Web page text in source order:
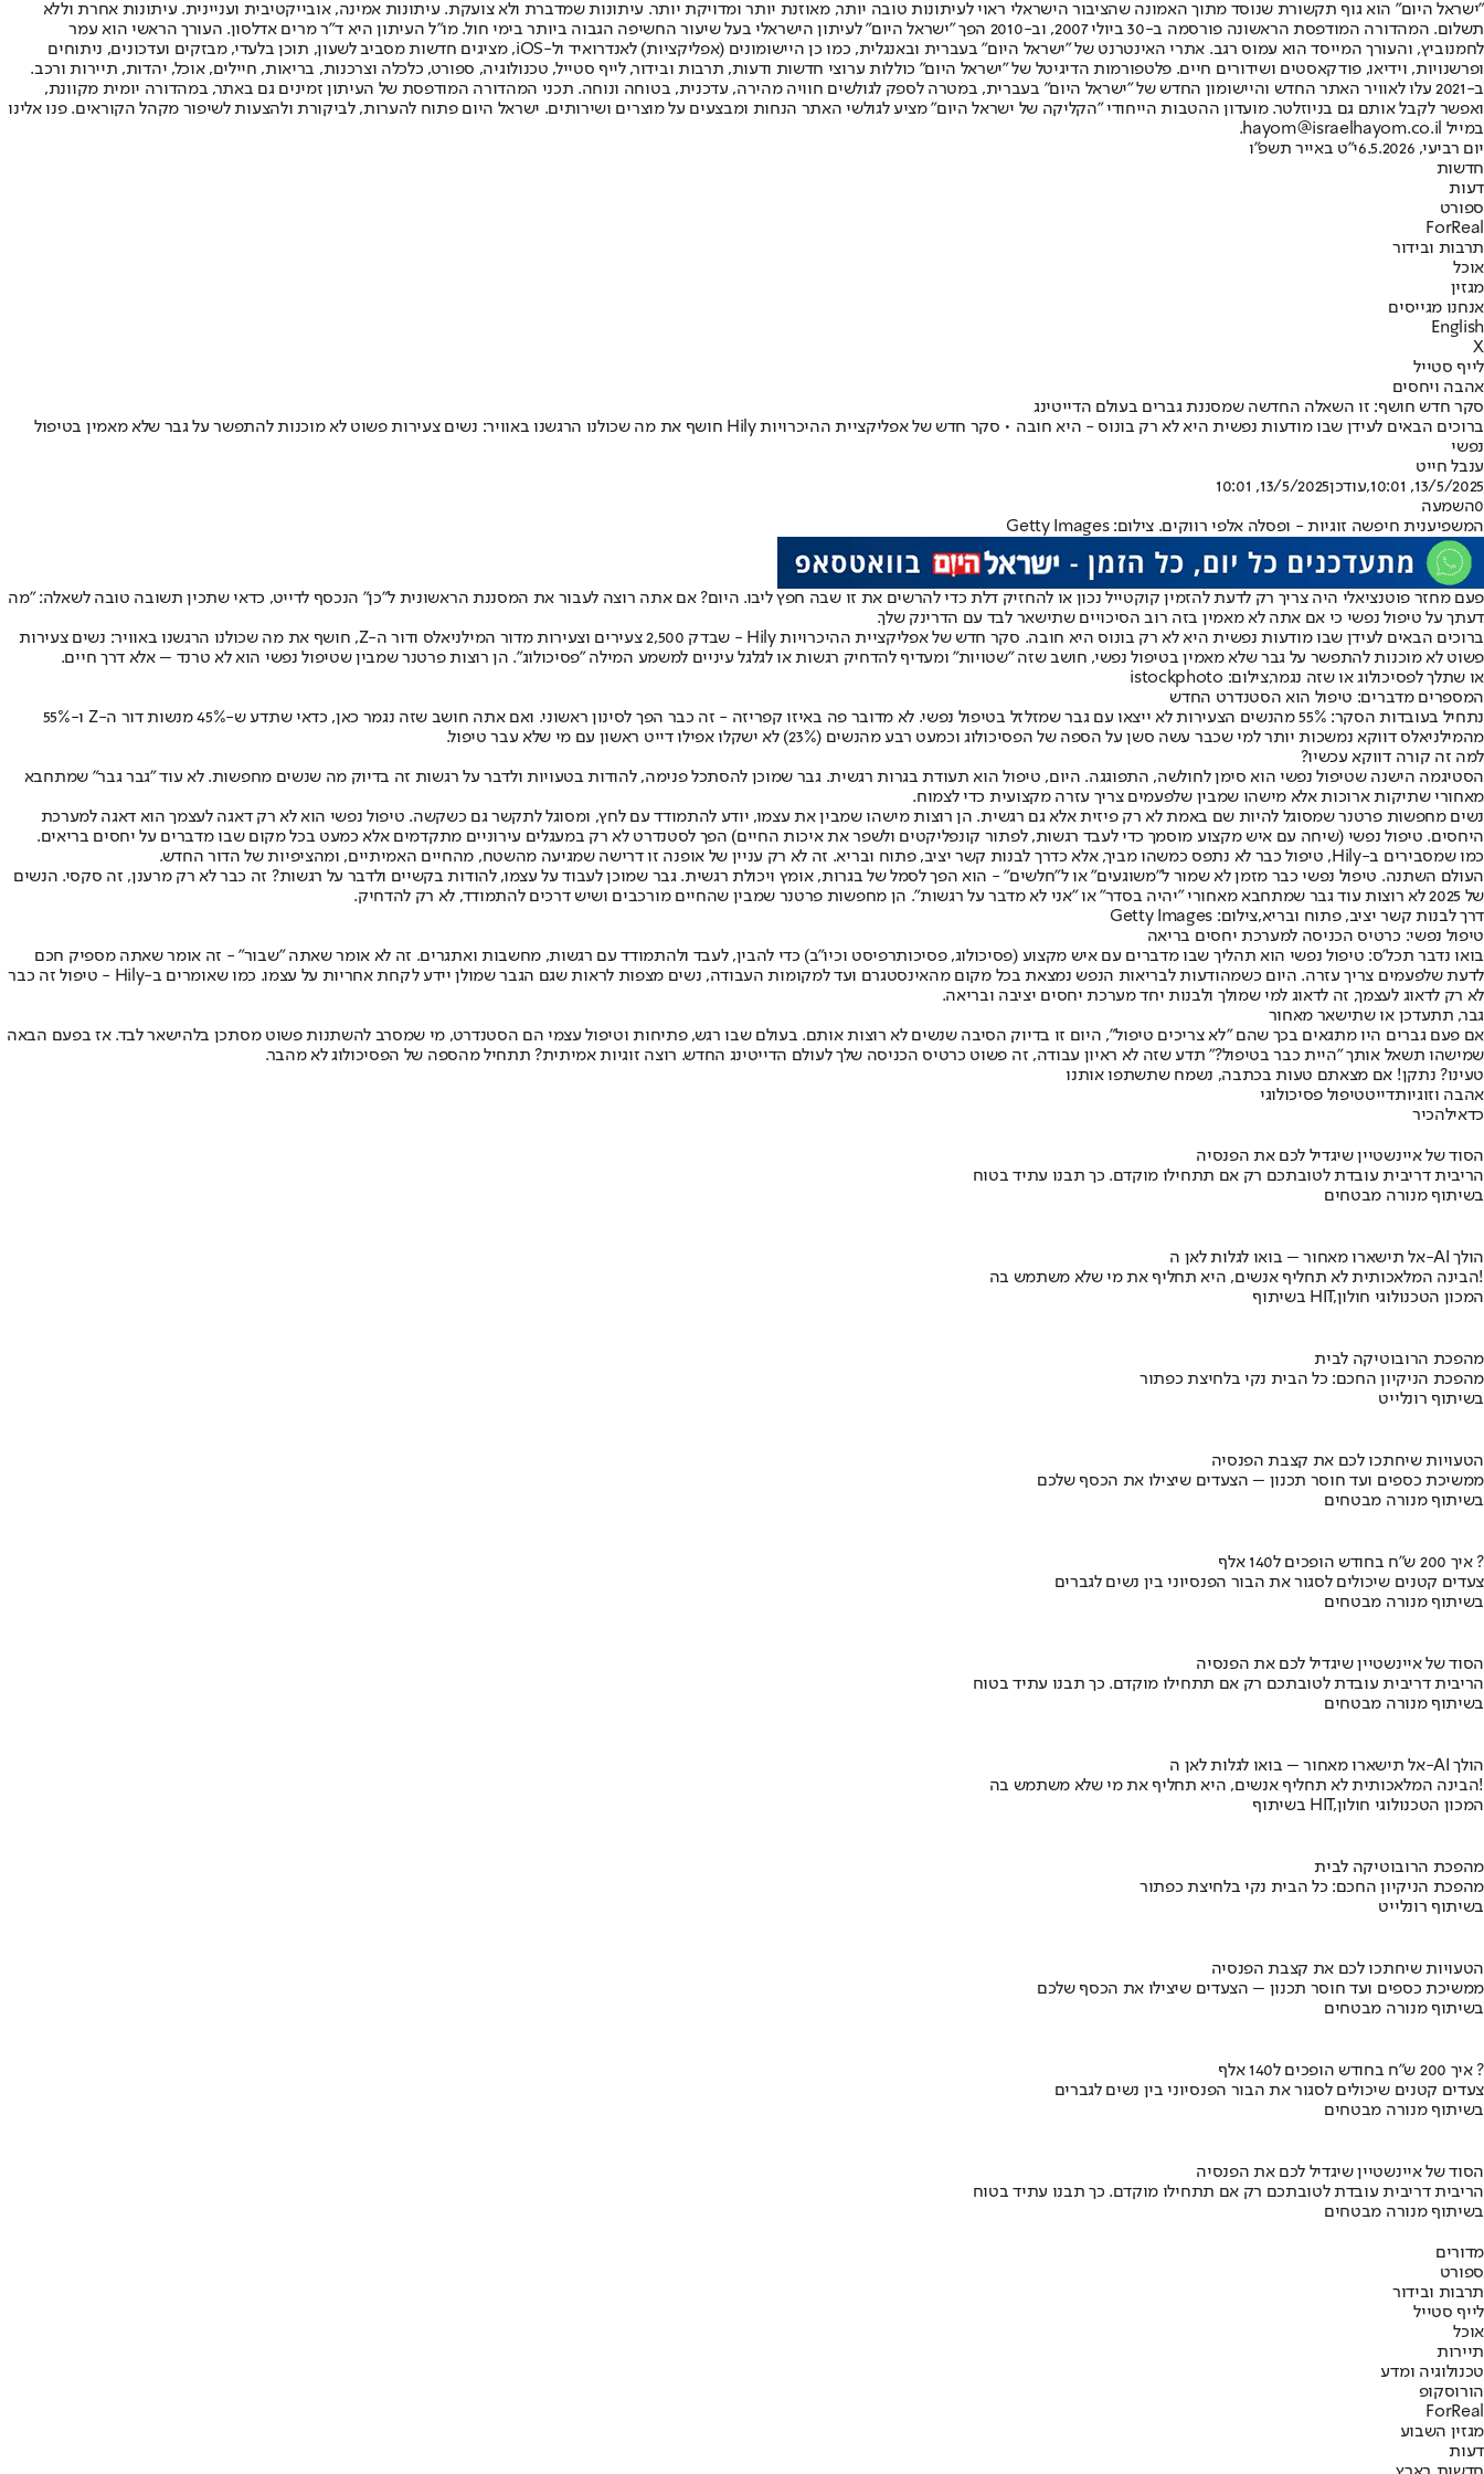
"ישראל היום" הוא גוף תקשורת שנוסד מתוך האמונה שהציבור הישראלי ראוי לעיתונות טובה יותר, מאוזנת יותר ומדויקת יותר. עיתונות שמדברת ולא צועקת. עיתונות אמינה, אובייקטיבית ועניינית. עיתונות אחרת וללא
תשלום. המהדורה המודפסת הראשונה פורסמה ב-30 ביולי 2007, וב-2010 הפך "ישראל היום" לעיתון הישראלי בעל שיעור החשיפה הגבוה ביותר בימי חול. מו"ל העיתון היא ד"ר מרים אדלסון. העורך הראשי הוא עמר
לחמנוביץ, והעורך המייסד הוא עמוס רגב. אתרי האינטרנט של "ישראל היום" בעברית ובאנגלית, כמו כן היישומונים (אפליקציות) לאנדרואיד ול-iOS, מציגים חדשות מסביב לשעון, תוכן בלעדי, מבזקים ועדכונים, ניתוחים
ופרשנויות, וידיאו, פודקאסטים ושידורים חיים. פלטפורמות הדיגיטל של "ישראל היום" כוללות ערוצי חדשות ודעות, תרבות ובידור, לייף סטייל, טכנולוגיה, ספורט, כלכלה וצרכנות, בריאות, חיילים, אוכל, יהדות, תיירות ורכב.
ב-2021 עלו לאוויר האתר החדש והיישומון החדש של "ישראל היום" בעברית, במטרה לספק לגולשים חוויה מהירה, עדכנית, בטוחה ונוחה. תכני המהדורה המודפסת של העיתון זמינים גם באתר, במהדורה יומית מקוונת,
ואפשר לקבל אותם גם בניוזלטר. מועדון ההטבות הייחודי "הקליקה של ישראל היום" מציע לגולשי האתר הנחות ומבצעים על מוצרים ושירותים. ישראל היום פתוח להערות, לביקורת ולהצעות לשיפור מקהל הקוראים. פנו אלינו
במייל hayom@israelhayom.co.il.
יום רביעי, 6.5.2026
י"ט באייר תשפ"ו
חדשות
דעות
ספורט
ForReal
תרבות ובידור
אוכל
מגזין
אנחנו מגייסים
English
X
לייף סטייל
אהבה ויחסים
סקר חדש חושף: זו השאלה החדשה שמסננת גברים בעולם הדייטינג
ברוכים הבאים לעידן שבו מודעות נפשית היא לא רק בונוס - היא חובה • סקר חדש של אפליקציית ההיכרויות Hily חושף את מה שכולנו הרגשנו באוויר: נשים צעירות פשוט לא מוכנות להתפשר על גבר שלא מאמין בטיפול
נפשי
ענבל חייט
13/5/2025, 10:01
,עודכן13/5/2025, 10:01
0השמעה
המשפיענית חיפשה זוגיות - ופסלה אלפי רווקים. צילום: Getty Images
פעם מחזר פוטנציאלי היה צריך רק לדעת להזמין קוקטייל נכון או להחזיק דלת כדי להרשים את זו שבה חפץ ליבו. היום? אם אתה רוצה לעבור את המסננת הראשונית ל"כן" הנכסף לדייט, כדאי שתכין תשובה טובה לשאלה: "מה
דעתך על טיפול נפשי כי אם אתה לא מאמין בזה רוב הסיכויים שתישאר לבד עם הדרינק שלך.
ברוכים הבאים לעידן שבו מודעות נפשית היא לא רק בונוס היא חובה. סקר חדש של אפליקציית ההיכרויות Hily - שבדק 2,500 צעירים וצעירות מדור המילניאלס ודור ה-Z, חושף את מה שכולנו הרגשנו באוויר: נשים צעירות
פשוט לא מוכנות להתפשר על גבר שלא מאמין בטיפול נפשי, חושב שזה "שטויות" ומעדיף להדחיק רגשות או לגלגל עיניים למשמע המילה "פסיכולוג". הן רוצות פרטנר שמבין שטיפול נפשי הוא לא טרנד – אלא דרך חיים.
או שתלך לפסיכולוג או שזה נגמר,צילום: istockphoto
המספרים מדברים: טיפול הוא הסטנדרט החדש
נתחיל בעובדות הסקר: 55% מהנשים הצעירות לא ייצאו עם גבר שמזלזל בטיפול נפשי. לא מדובר פה באיזו קפריזה - זה כבר הפך לסינון ראשוני. ואם אתה חושב שזה נגמר כאן, כדאי שתדע ש-45% מנשות דור ה-Z ו-55%
מהמילניאלס דווקא נמשכות יותר למי שכבר עשה סשן על הספה של הפסיכולוג וכמעט רבע מהנשים (23%) לא ישקלו אפילו דייט ראשון עם מי שלא עבר טיפול.
למה זה קורה דווקא עכשיו?
הסטיגמה הישנה שטיפול נפשי הוא סימן לחולשה, התפוגגה. היום, טיפול הוא תעודת בגרות רגשית. גבר שמוכן להסתכל פנימה, להודות בטעויות ולדבר על רגשות זה בדיוק מה שנשים מחפשות. לא עוד "גבר גבר" שמתחבא
מאחורי שתיקות ארוכות אלא מישהו שמבין שלפעמים צריך עזרה מקצועית כדי לצמוח.
נשים מחפשות פרטנר שמסוגל להיות שם באמת לא רק פיזית אלא גם רגשית. הן רוצות מישהו שמבין את עצמו, יודע להתמודד עם לחץ, ומסוגל לתקשר גם כשקשה. טיפול נפשי הוא לא רק דאגה לעצמך הוא דאגה למערכת
היחסים. טיפול נפשי (שיחה עם איש מקצוע מוסמך כדי לעבד רגשות, לפתור קונפליקטים ולשפר את איכות החיים) הפך לסטנדרט לא רק במעגלים עירוניים מתקדמים אלא כמעט בכל מקום שבו מדברים על יחסים בריאים.
כמו שמסבירים ב-Hily, טיפול כבר לא נתפס כמשהו מביך, אלא כדרך לבנות קשר יציב, פתוח ובריא. זה לא רק עניין של אופנה זו דרישה שמגיעה מהשטח, מהחיים האמיתיים, ומהציפיות של הדור החדש.
העולם השתנה. טיפול נפשי כבר מזמן לא שמור ל"משוגעים" או ל"חלשים" - הוא הפך לסמל של בגרות, אומץ ויכולת רגשית. גבר שמוכן לעבוד על עצמו, להודות בקשיים ולדבר על רגשות? זה כבר לא רק מרענן, זה סקסי. הנשים
של 2025 לא רוצות עוד גבר שמתחבא מאחורי "יהיה בסדר" או "אני לא מדבר על רגשות". הן מחפשות פרטנר שמבין שהחיים מורכבים ושיש דרכים להתמודד, לא רק להדחיק.
דרך לבנות קשר יציב, פתוח ובריא,צילום: Getty Images
טיפול נפשי: כרטיס הכניסה למערכת יחסים בריאה
בואו נדבר תכל'ס: טיפול נפשי הוא תהליך שבו מדברים עם איש מקצוע (פסיכולוג, פסיכותרפיסט וכיו"ב) כדי להבין, לעבד ולהתמודד עם רגשות, מחשבות ואתגרים. זה לא אומר שאתה "שבור" - זה אומר שאתה מספיק חכם
לדעת שלפעמים צריך עזרה. היום כשמהודעות לבריאות הנפש נמצאת בכל מקום מהאינסטגרם ועד למקומות העבודה, נשים מצפות לראות שגם הגבר שמולן יידע לקחת אחריות על עצמו. כמו שאומרים ב-Hily - טיפול זה כבר
לא רק לדאוג לעצמך, זה לדאוג למי שמולך ולבנות יחד מערכת יחסים יציבה ובריאה.
גבר, תתעדכן או שתישאר מאחור
אם פעם גברים היו מתגאים בכך שהם "לא צריכים טיפול", היום זו בדיוק הסיבה שנשים לא רוצות אותם. בעולם שבו רגש, פתיחות וטיפול עצמי הם הסטנדרט, מי שמסרב להשתנות פשוט מסתכן בלהישאר לבד. אז בפעם הבאה
שמישהו תשאל אותך "היית כבר בטיפול?" תדע שזה לא ראיון עבודה, זה פשוט כרטיס הכניסה שלך לעולם הדייטינג החדש. רוצה זוגיות אמיתית? תתחיל מהספה של הפסיכולוג לא מהבר.
טעינו? נתקן! אם מצאתם טעות בכתבה, נשמח שתשתפו אותנו
אהבה וזוגיותדייטטיפול פסיכולוגי
כדאילהכיר
הסוד של איינשטיין שיגדיל לכם את הפנסיה
הריבית דריבית עובדת לטובתכם רק אם תתחילו מוקדם. כך תבנו עתיד בטוח
בשיתוף מנורה מבטחים
אל תישארו מאחור – בואו לגלות לאן ה-AI הולך
הבינה המלאכותית לא תחליף אנשים, היא תחליף את מי שלא משתמש בה!
בשיתוף HIT,המכון הטכנולוגי חולון
מהפכת הרובוטיקה לבית
מהפכת הניקיון החכם: כל הבית נקי בלחיצת כפתור
בשיתוף רונלייט
הטעויות שיחתכו לכם את קצבת הפנסיה
ממשיכת כספים ועד חוסר תכנון – הצעדים שיצילו את הכסף שלכם
בשיתוף מנורה מבטחים
איך 200 ש"ח בחודש הופכים ל140 אלף ?
צעדים קטנים שיכולים לסגור את הבור הפנסיוני בין נשים לגברים
בשיתוף מנורה מבטחים
הסוד של איינשטיין שיגדיל לכם את הפנסיה
הריבית דריבית עובדת לטובתכם רק אם תתחילו מוקדם. כך תבנו עתיד בטוח
בשיתוף מנורה מבטחים
אל תישארו מאחור – בואו לגלות לאן ה-AI הולך
הבינה המלאכותית לא תחליף אנשים, היא תחליף את מי שלא משתמש בה!
בשיתוף HIT,המכון הטכנולוגי חולון
מהפכת הרובוטיקה לבית
מהפכת הניקיון החכם: כל הבית נקי בלחיצת כפתור
בשיתוף רונלייט
הטעויות שיחתכו לכם את קצבת הפנסיה
ממשיכת כספים ועד חוסר תכנון – הצעדים שיצילו את הכסף שלכם
בשיתוף מנורה מבטחים
איך 200 ש"ח בחודש הופכים ל140 אלף ?
צעדים קטנים שיכולים לסגור את הבור הפנסיוני בין נשים לגברים
בשיתוף מנורה מבטחים
הסוד של איינשטיין שיגדיל לכם את הפנסיה
הריבית דריבית עובדת לטובתכם רק אם תתחילו מוקדם. כך תבנו עתיד בטוח
בשיתוף מנורה מבטחים
מדורים
ספורט
תרבות ובידור
לייף סטייל
אוכל
תיירות
טכנולוגיה ומדע
הורוסקופ
ForReal
מגזין השבוע
דעות